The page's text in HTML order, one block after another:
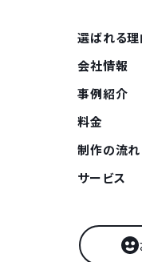
選ばれる理
会社情報
事例紹介
料金
制作の流れ
サービス